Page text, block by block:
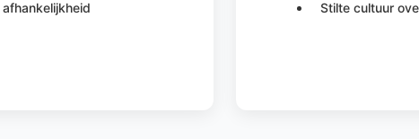
afhankelijkheid
Stilte cultuur